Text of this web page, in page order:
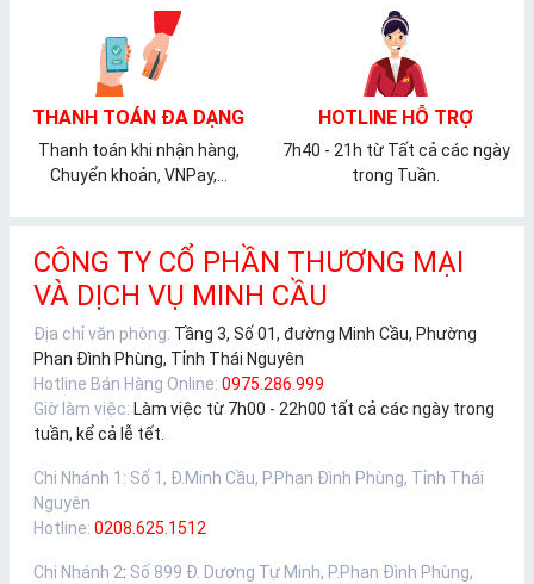
THANH TOÁN ĐA DẠNG
Thanh toán khi nhận hàng,
Chuyển khoản, VNPay,...
HOTLINE HỖ TRỢ
7h40 - 21h từ Tất cả các ngày
trong Tuần.
CÔNG TY CỔ PHẦN THƯƠNG MẠI
VÀ DỊCH VỤ MINH CẦU
Địa chỉ văn phòng: Tầng 3, Số 01, đường Minh Cầu, Phường
Phan Đình Phùng, Tỉnh Thái Nguyên
Hotline Bán Hàng Online: 0975.286.999
Giờ làm việc: Làm việc từ 7h00 - 22h00 tất cả các ngày trong
tuần, kể cả lễ tết.
Chi Nhánh 1 : Số 1, Đ.Minh Cầu, P.Phan Đình Phùng, Tỉnh Thái
Nguyên
Hotline: 0208.625.1512
Chi Nhánh 2: Số 899 Đ. Dương Tự Minh, P.Phan Đình Phùng,